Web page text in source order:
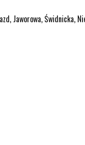
Jaworowa, Świdnicka,